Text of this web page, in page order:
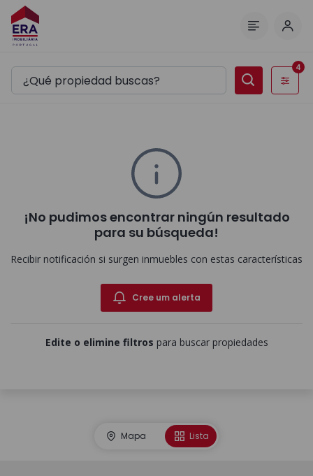
Filtros
4
¡No pudimos encontrar ningún resultado
para su búsqueda!
Recibir notificación si surgen inmuebles con estas características
Cree um alerta
Edite o elimine filtros para buscar propiedades
Mapa Lista